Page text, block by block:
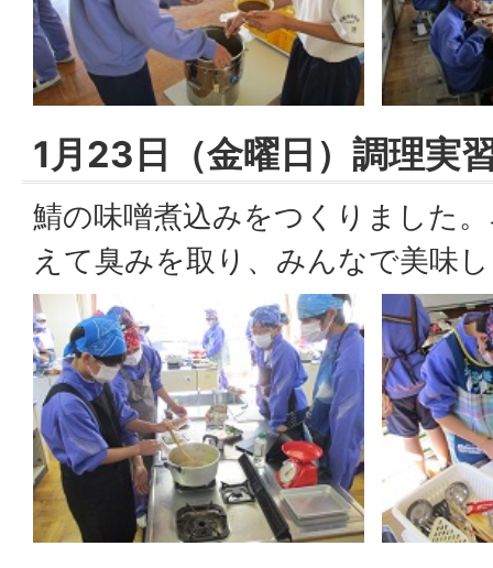
1月23日（金曜日）調理実
鯖の味噌煮込みをつくりました
えて臭みを取り、みんなで美味